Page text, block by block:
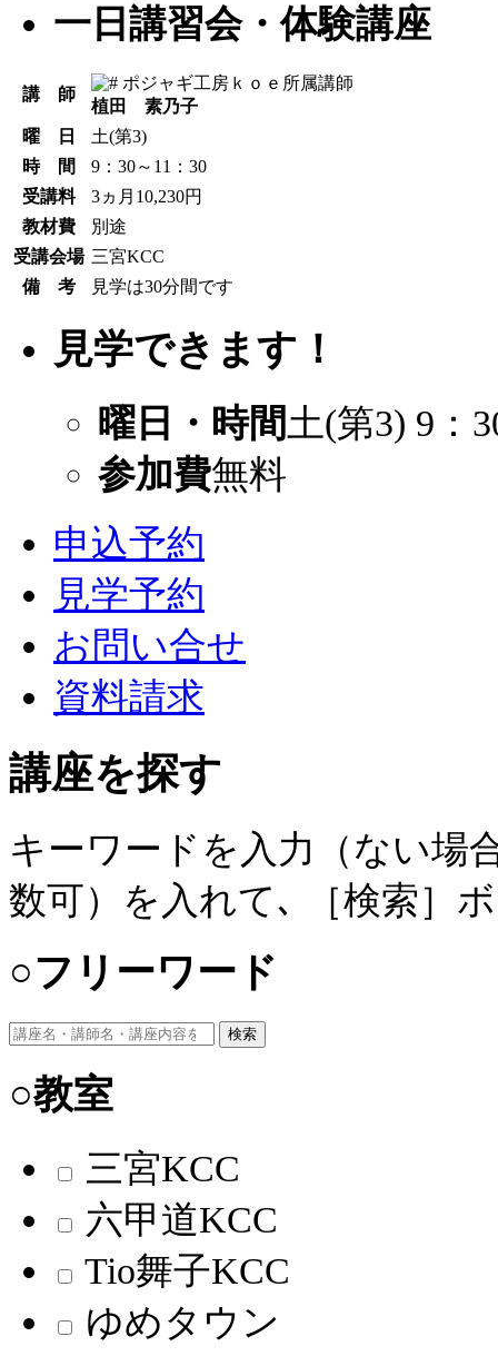
一日講習会・体験講座
講 師
ポジャギ工房ｋｏｅ所属講師
植田 素乃子
曜 日
土(第3)
時 間
9：30～11：30
受講料
3ヵ月10,230円
教材費
別途
受講会場 三宮KCC
備 考
見学は30分間です
見学できます！
曜日・時間 土(第3) 9：
参加費無料
申込予約
見学予約
お問い合せ
資料請求
講座を探す
キーワードを入力（ない場
数可）を入れて､ ［検索］
○フリーワード
検索
○教室
三宮KCC
六甲道KCC
Tio舞子KCC
ゆめタウン